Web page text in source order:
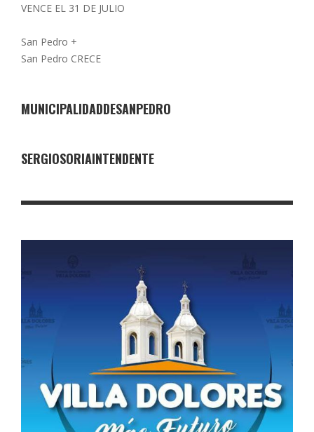
VENCE EL 31 DE JULIO
San Pedro +
San Pedro CRECE
MUNICIPALIDADDESANPEDRO
SERGIOSORIAINTENDENTE